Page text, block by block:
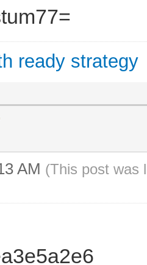
ready strategy
AM (This post was